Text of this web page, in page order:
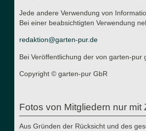
Jede andere Verwendung von
Bei einer beabsichtigten Verwendung
redaktion@garten-pur.de
Bei Veröffentlichung der von garten-
Copyright © garten-pur GbR
Fotos von Mitgliedern nur mit
Aus Gründen der Rücksicht und des